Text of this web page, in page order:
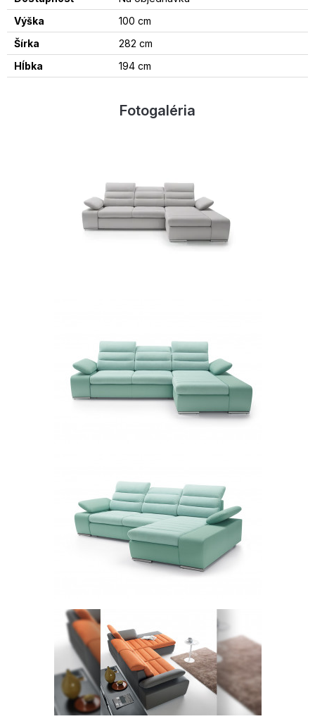
Výška
100 cm
Šírka
282 cm
Hĺbka
194 cm
Fotogaléria